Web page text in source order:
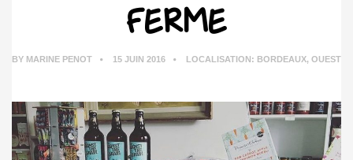
FERME
BY MARINE PENOT 15 JUIN 2016 LOCALISATION: BORDEAUX, OUEST